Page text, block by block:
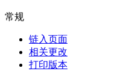
常规
链入页面
相关更改
打印版本